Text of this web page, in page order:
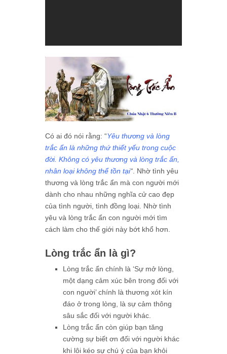
Có ai đó nói rằng: “Yêu thương và lòng
trắc ẩn là những thứ thiết yếu trong cuộc
đời. Không có yêu thương và lòng trắc ẩn,
nhân loại không thể tồn tại“ . Nhờ tình yêu
thương và lòng trắc ẩn mà con người mới
dành cho nhau những nghĩa cử cao đẹp
của tình người, tình đồng loại. Nhờ tình
yêu và lòng trắc ẩn con người mới tìm
cách làm cho thế giới này bớt khổ hơn.
Lòng trắc ẩn là gì?
Lòng trắc ẩn chính là ‘Sự mở lòng,
một dạng cảm xúc bên trong đối với
con người’ chính là thương xót kín
đáo ở trong lòng, là sự cảm thông
sâu sắc đối với người khác.
Lòng trắc ẩn còn giúp bạn tăng
cường sự biết ơn đối với người khác
khi lôi kéo sự chú ý của bạn khỏi